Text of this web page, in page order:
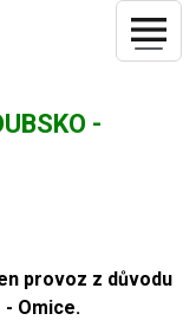
-
provoz z důvodu
Omice.